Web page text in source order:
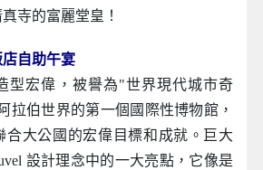
寺的富麗堂皇！
自助午宴
型宏偉，被譽為"世界現代城市奇
拉伯世界的第一個國際性博物館，
合大公國的宏偉目標和成就。巨大
設計理念中的一大亮點，它像是